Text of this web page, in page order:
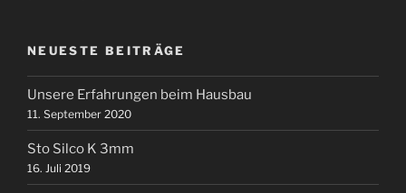
NEUESTE BEITRÄGE
Unsere Erfahrungen beim Hausbau
11. September 2020
Sto Silco K 3mm
16. Juli 2019